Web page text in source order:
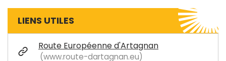
LIENS UTILES
Route Européenne d'Artagnan
www.route-dartagnan.eu